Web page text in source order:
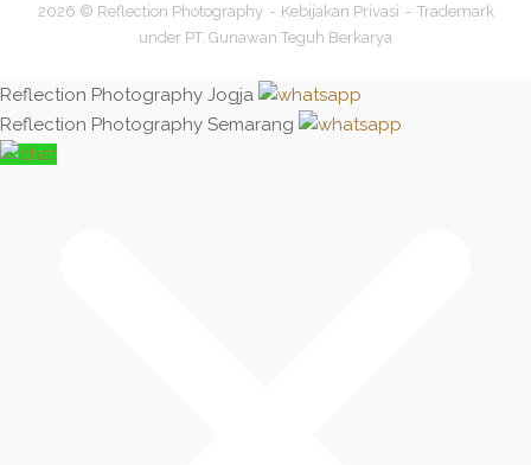
2026 © Reflection Photography Kebijakan Privasi
Trademark
under PT. Gunawan Teguh Berkarya
Reflection Photography Jogja
Reflection Photography Semarang